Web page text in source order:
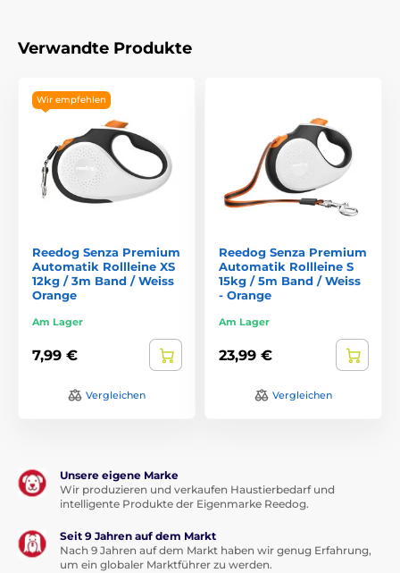
Verwandte Produkte
Wir empfehlen
Reedog Senza Premium
Automatik Rollleine XS
12kg / 3m Band / Weiss
Orange
Am Lager
7,99 €
Vergleichen
Reedog Senza Premium
Automatik Rollleine S
15kg / 5m Band / Weiss
- Orange
Am Lager
23,99 €
Vergleichen
Unsere eigene Marke
Wir produzieren und verkaufen Haustierbedarf und
intelligente Produkte der Eigenmarke Reedog.
Seit 9 Jahren auf dem Markt
Nach 9 Jahren auf dem Markt haben wir genug Erfahrung,
um ein globaler Marktführer zu werden.